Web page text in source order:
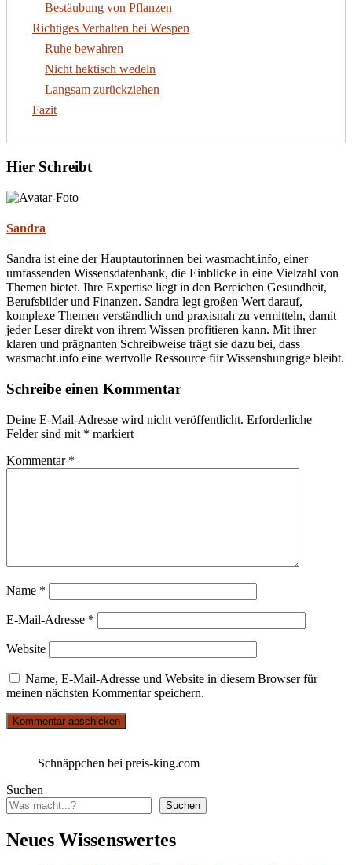
Bestäubung von Pflanzen
Richtiges Verhalten bei Wespen
Ruhe bewahren
Nicht hektisch wedeln
Langsam zurückziehen
Fazit
Hier Schreibt
Sandra
Sandra ist eine der Hauptautorinnen bei wasmacht.info, einer
umfassenden Wissensdatenbank, die Einblicke in eine Vielzahl von
Themen bietet. Ihre Expertise liegt in den Bereichen Gesundheit,
Berufsbilder und Finanzen. Sandra legt großen Wert darauf,
komplexe Themen verständlich und praxisnah zu vermitteln, damit
jeder Leser direkt von ihrem Wissen profitieren kann. Mit ihrer
klaren und prägnanten Schreibweise trägt sie dazu bei, dass
wasmacht.info eine wertvolle Ressource für Wissenshungrige bleibt.
Schreibe einen Kommentar
Deine E-Mail-Adresse wird nicht veröffentlicht. Erforderliche
Felder sind mit * markiert
Kommentar *
Name *
E-Mail-Adresse *
Website
Name, E-Mail-Adresse und Website in diesem Browser für
meinen nächsten Kommentar speichern.
Schnäppchen bei preis-king.com
Suchen
Suchen
Neues Wissenswertes